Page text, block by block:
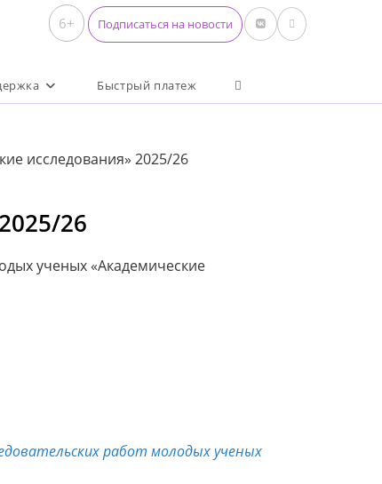
6+ Подписаться на новости
Быстрый платеж Переключить поиск по
исследования» 2025/26
26
ученых «Академические
работ молодых ученых